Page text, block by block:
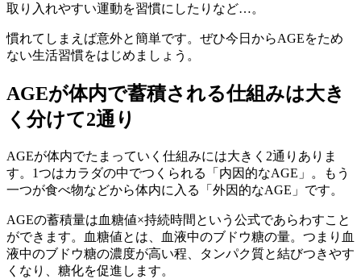
取り入れやすい運動を習慣にしたりなど…。
慣れてしまえば意外と簡単です。ぜひ今日からAGEをため
ない生活習慣をはじめましょう。
AGEが体内で蓄積される仕組みは大き
く分けて2通り
AGEが体内でたまっていく仕組みには大きく2通りありま
す。1つはカラダの中でつくられる「内因的なAGE」。もう
一つが食べ物などから体内に入る「外因的なAGE」です。
AGEの蓄積量は血糖値×持続時間という公式であらわすこと
ができます。血糖値とは、血液中のブドウ糖の量。つまり血
液中のブドウ糖の濃度が高い程、タンパク質と結びつきやす
くなり、糖化を促進します。